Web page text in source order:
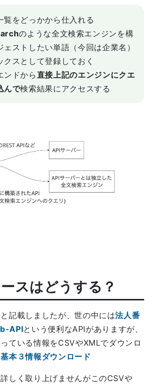
覧をどっかから仕入れる
のような全文検索エンジンを構
ェストしたい単語（今回は企業名）
クスとして登録しておく
ンドから直接上記のエンジンにクエ
んで検索結果にアクセスする
スはどうする？
記載しましたが、世の中には法人番
APIという便利なAPIがありますが、
ている情報をCSVやXMLでダウンロ
基本３情報ダウンロード
しく取り上げませんがこのCSVや